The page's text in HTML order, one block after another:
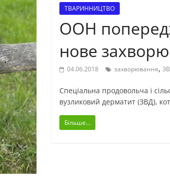
ТВАРИННИЦТВО
ООН
нове
04.06.2018 захворювання,
Спеціальна продовольча і
вузликовий дерматит (ЗВД),
Більше...